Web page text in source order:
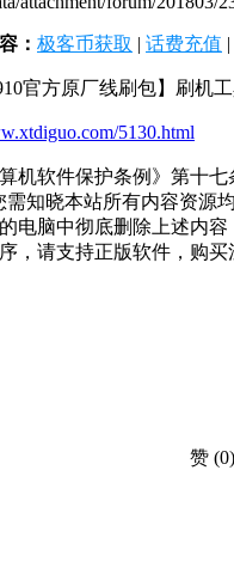
： 极客币获取 | 话费充值 |
官方原厂线刷包】刷机
5130.html
机软件保护条例》第十
需知晓本站所有内容资源
电脑中彻底删除上述内
，请支持正版软件，购买
赞 (0)